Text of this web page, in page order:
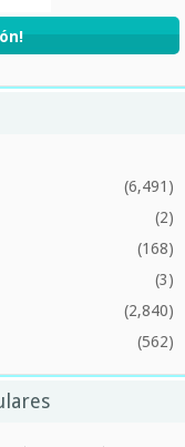
(6,491)
(2)
(168)
(3)
(2,840)
(562)